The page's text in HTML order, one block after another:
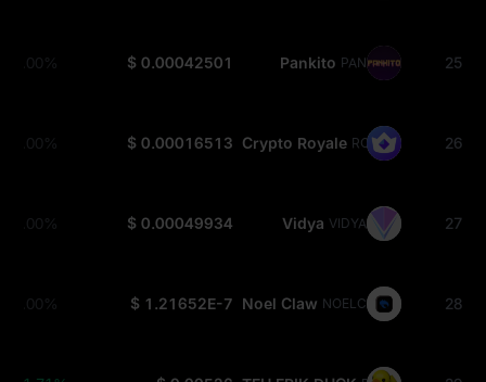
25
Pankito PAN
$ 0.00042501
0.00%
26
Crypto Royale ROY
$ 0.00016513
0.00%
27
Vidya VIDYA
$ 0.00049934
0.00%
28
Noel Claw NOELCLAW
$ 1.21652E-7
0.00%